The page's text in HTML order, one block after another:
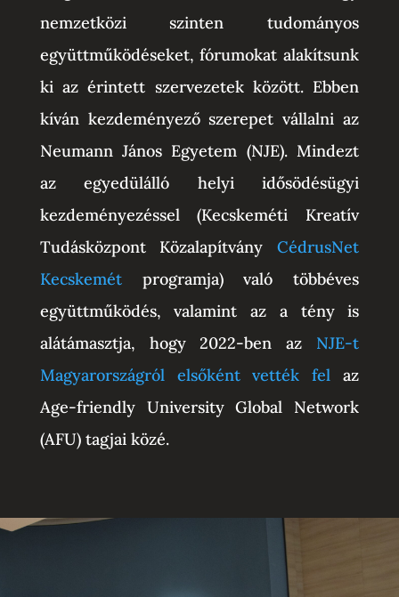
nemzetközi szinten tudományos
együttműködéseket, fórumokat alakítsunk
ki az érintett szervezetek között. Ebben
kíván kezdeményező szerepet vállalni az
Neumann János Egyetem (NJE). Mindezt
az egyedülálló helyi idősödésügyi
kezdeményezéssel (Kecskeméti Kreatív
Tudásközpont KözalapítványCédrusNet
Kecskemétprogramja) való többéves
együttműködés, valamint az a tény is
alátámasztja, hogy 2022-ben az NJE-t
Magyarországról elsőként vették fel az
Age-friendly University Global Network
(AFU) tagjai közé.